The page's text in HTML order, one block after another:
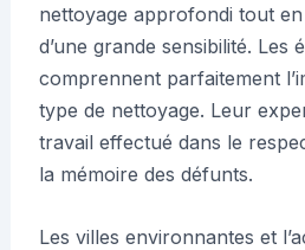
nettoyage approfondi tout
d’une grande sensibilité. Les
comprennent parfaitement
type de nettoyage. Leur
travail effectué dans le
la mémoire des défunts.
Les villes environnantes et